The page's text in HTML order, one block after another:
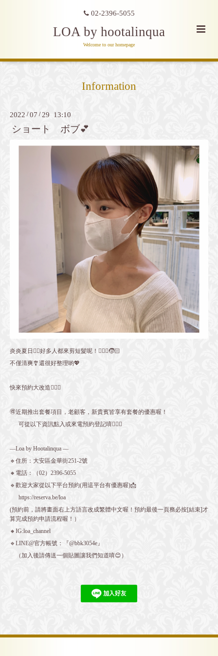
02-2396-5055
LOA by hootalinqua
Welcome to our homepage
Information
2022 /07 / 29 13:10
ショート ボブ💕
炎炎夏日❤️‍🔥好多人都來剪短髮呢！💇🏻‍♀️🧒🏻
不僅清爽🎐還很好整理喲💖
快來預約大改造🙋🏻‍♀️
🉐近期推出套餐項目，老顧客，新貴賓皆享有套餐的優惠喔！
可從以下資訊點入或來電預約登記唷💁🏻‍♀️
—Loa by Hootalinqua —
🔹住所：大安區金華街251-2號
🔸電話：（02）2396-5055
🔹歡迎大家從以下平台預約(用這平台有優惠喔)📩
https://reserva.be/loa
(預約前，請將畫面右上方語言改成繁體中文喔！預約最後一頁務必按[結束]才
算完成預約申請流程喔！）
🔸IG:loa_channel
🔹LINE@官方帳號：『@bbk3054e』
（加入後請傳送一個貼圖讓我們知道唷😊）